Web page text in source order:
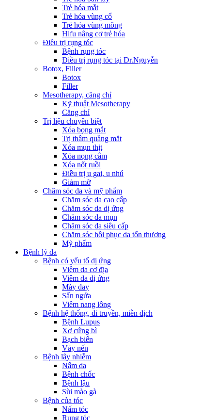
Trẻ hóa mắt
Trẻ hóa vùng cổ
Trẻ hóa vùng mông
Hifu nâng cơ trẻ hóa
Điều trị rụng tóc
Bệnh rụng tóc
Điều trị rụng tóc tại Dr.Nguyễn
Botox, Filler
Botox
Filler
Mesotherapy, căng chỉ
Kỹ thuật Mesotherapy
Căng chỉ
Trị liệu chuyên biệt
Xóa bọng mắt
Trị thâm quầng mắt
Xóa mụn thịt
Xóa nọng cằm
Xóa nốt ruồi
Điều trị u gai, u nhú
Giảm mỡ
Chăm sóc da và mỹ phẩm
Chăm sóc da cao cấp
Chăm sóc da dị ứng
Chăm sóc da mụn
Chăm sóc da siêu cấp
Chăm sóc hồi phục da tổn thương
Mỹ phẩm
Bệnh lý da
Bệnh có yếu tố dị ứng
Viêm da cơ địa
Viêm da dị ứng
Mày đay
Sẩn ngứa
Viêm nang lông
Bệnh hệ thống, di truyền, miễn dịch
Bệnh Lupus
Xơ cứng bì
Bạch biến
Vảy nến
Bệnh lây nhiễm
Nấm da
Bệnh chốc
Bệnh lậu
Sùi mào gà
Bệnh của tóc
Nấm tóc
Rụng tóc